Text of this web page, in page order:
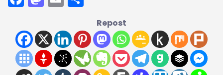
Repost